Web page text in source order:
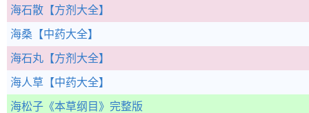
海石散 【方剂大全】
海桑 【中药大全】
海石丸 【方剂大全】
海人草 【中药大全】
海松子 《本草纲目》完整版